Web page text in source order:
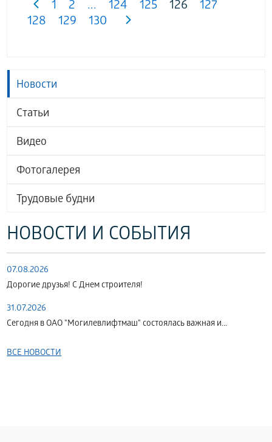
Новости
Статьи
Видео
Фотогалерея
Трудовые будни
НОВОСТИ И СОБЫТИЯ
07.08.2026
Дорогие друзья! С Днем строителя!
31.07.2026
Сегодня в ОАО "Могилевлифтмаш" состоялась важная и...
ВСЕ НОВОСТИ
1 2 ... 124 125 126
127
128
129 130